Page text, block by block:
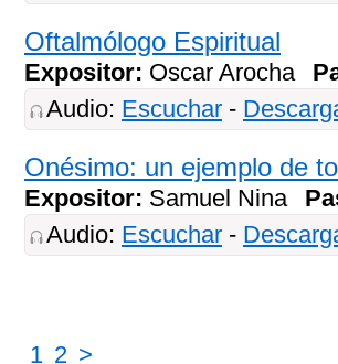
Oftalmólogo Espiritual
Expositor: Oscar Arocha
Audio: Escuchar -
Onésimo: un ejemplo de
Expositor: Samuel Nina
Audio: Escuchar -
1 2 >